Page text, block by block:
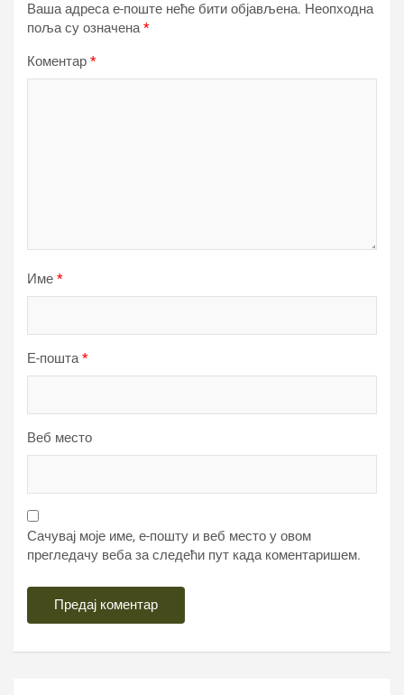
Ваша адреса е-поште неће бити објављена. Неопходна
поља су означена*
Коментар *
Име *
Е-пошта*
Веб место
Сачувај моје име, е-пошту и веб место у овом
прегледачу веба за следећи пут када коментаришем.